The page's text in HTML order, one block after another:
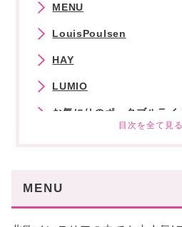
MENU
LouisPoulsen
HAY
LUMIO
お気にりのポータブルラ
あなたにおすすめの記事はこ
MENU